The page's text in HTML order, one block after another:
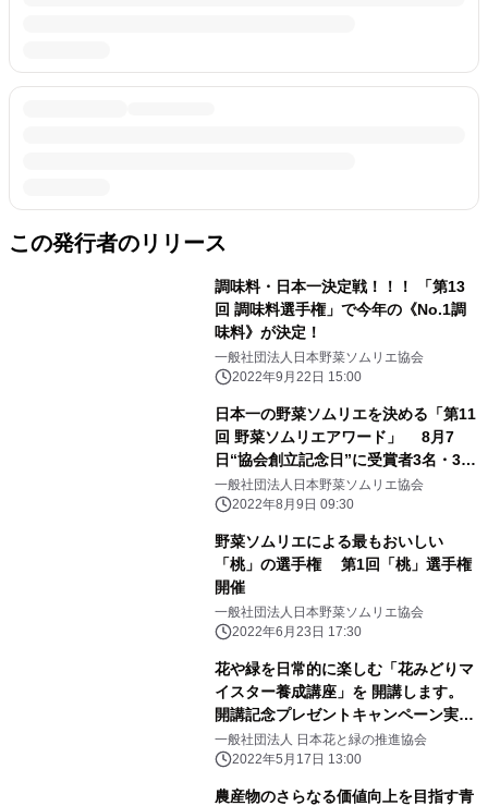
この発行者のリリース
調味料・日本一決定戦！！！ 「第13
回 調味料選手権」で今年の《No.1調
味料》が決定！
一般社団法人日本野菜ソムリエ協会
2022年9月22日 15:00
日本一の野菜ソムリエを決める「第11
回 野菜ソムリエアワード」 8月7
日“協会創立記念日”に受賞者3名・3グ
ループを発表
一般社団法人日本野菜ソムリエ協会
2022年8月9日 09:30
野菜ソムリエによる最もおいしい
「桃」の選手権 第1回「桃」選手権
開催
一般社団法人日本野菜ソムリエ協会
2022年6月23日 17:30
花や緑を日常的に楽しむ「花みどりマ
イスター養成講座」を 開講します。
開講記念プレゼントキャンペーン実
施！及び 箱花制作無料体験付き講座説
明会開催！
一般社団法人 日本花と緑の推進協会
2022年5月17日 13:00
農産物のさらなる価値向上を目指す青